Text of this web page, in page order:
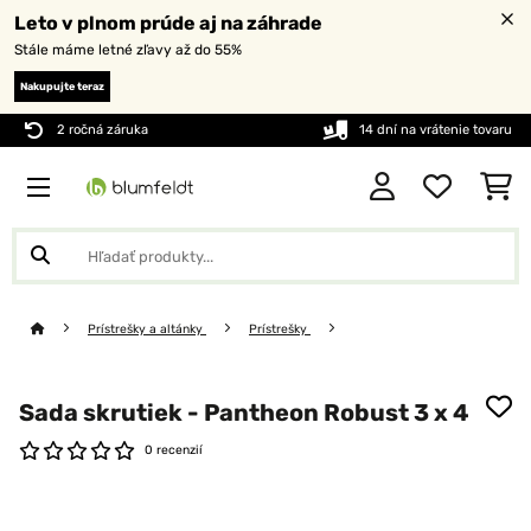
Leto v plnom prúde aj na záhrade
Stále máme letné zľavy až do 55%
Nakupujte teraz
2 ročná záruka 14 dní na vrátenie tovaru
Prístrešky a altánky Prístrešky
Sada skrutiek - Pantheon Robust 3 x 4
0 recenzií